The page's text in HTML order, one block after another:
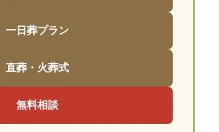
一日葬プラン
直葬・火葬式
無料相談